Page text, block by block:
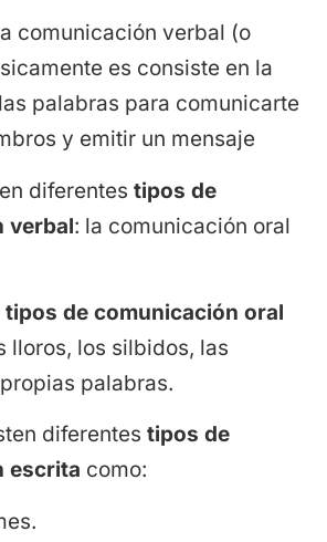
comunicación verbal (o
es consiste en la
palabras para comunicarte
y emitir un mensaje
diferentes tipos de
verbal: la comunicación oral
tipos de comunicación oral
lloros, los silbidos, las
palabras.
diferentes tipos de
escrita como: